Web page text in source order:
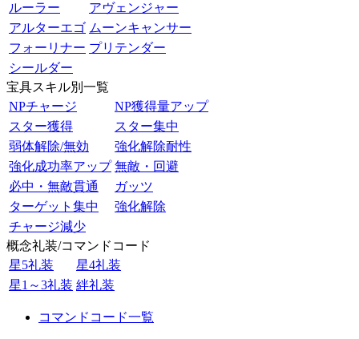
ルーラー
アヴェンジャー
アルターエゴ ムーンキャンサー
フォーリナー プリテンダー
シールダー
宝具スキル別一覧
NPチャージ
NP獲得量アップ
スター獲得
スター集中
弱体解除/無効
強化解除耐性
強化成功率アップ 無敵・回避
必中・無敵貫通
ガッツ
ターゲット集中
強化解除
チャージ減少
概念礼装/コマンドコード
星5礼装
星4礼装
星1～3礼装 絆礼装
コマンドコード一覧